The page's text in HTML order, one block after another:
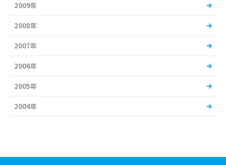
2009年
2008年
2007年
2006年
2005年
2004年